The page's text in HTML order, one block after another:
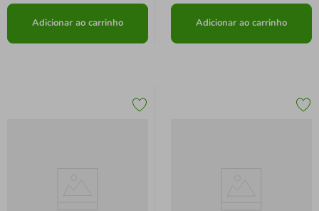
Adicionar ao carrinho Adicionar ao carrinho